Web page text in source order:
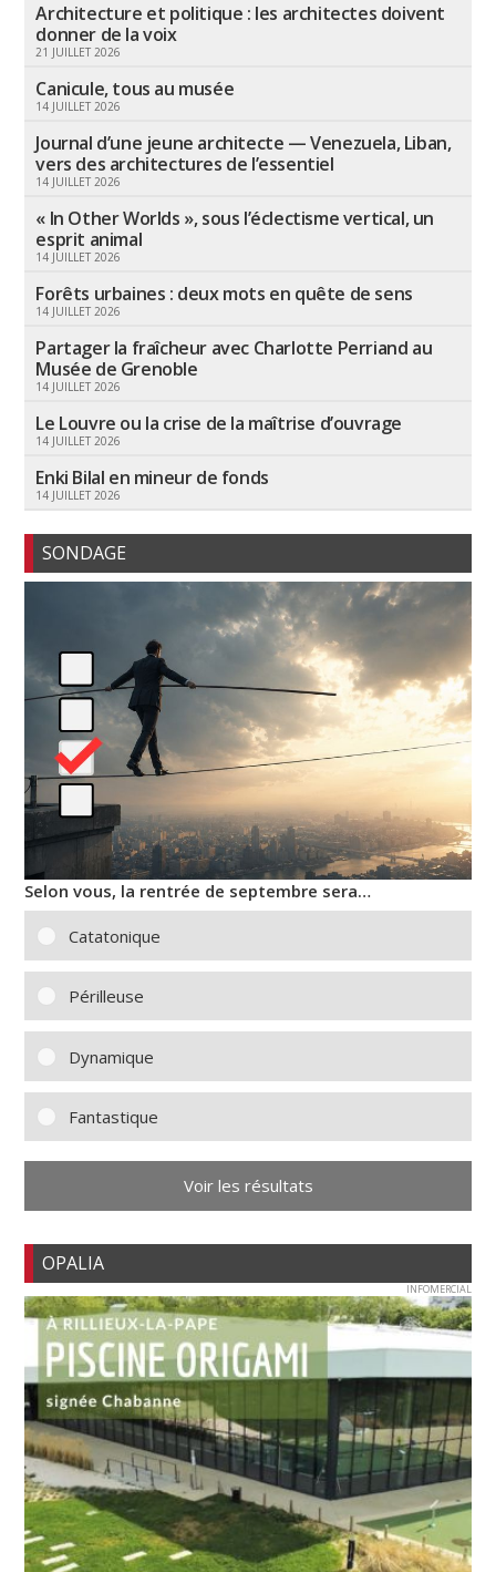
Architecture et politique : les architectes doivent
donner de la voix
21 JUILLET 2026
Canicule, tous au musée
14 JUILLET 2026
Journal d’une jeune architecte — Venezuela, Liban,
vers des architectures de l’essentiel
14 JUILLET 2026
« In Other Worlds », sous l’éclectisme vertical, un
esprit animal
14 JUILLET 2026
Forêts urbaines : deux mots en quête de sens
14 JUILLET 2026
Partager la fraîcheur avec Charlotte Perriand au
Musée de Grenoble
14 JUILLET 2026
Le Louvre ou la crise de la maîtrise d’ouvrage
14 JUILLET 2026
Enki Bilal en mineur de fonds
14 JUILLET 2026
SONDAGE
Selon vous, la rentrée de septembre sera…
Catatonique
Périlleuse
Dynamique
Fantastique
Voir les résultats
OPALIA
INFOMERCIAL